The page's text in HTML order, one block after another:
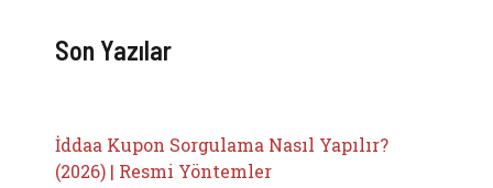
Son Yazılar
İddaa Kupon Sorgulama Nasıl Yapılır?
(2026) | Resmi Yöntemler